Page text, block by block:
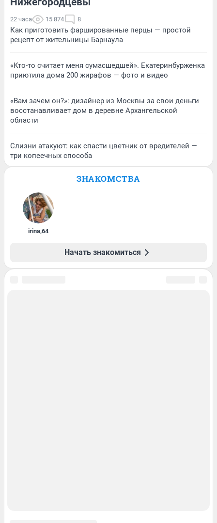
22 часа 15 874 8
Как приготовить фаршированные перцы — простой
рецепт от жительницы Барнаула
«Кто-то считает меня сумасшедшей». Екатеринбурженка
приютила дома 200 жирафов — фото и видео
«Вам зачем он?»: дизайнер из Москвы за свои деньги
восстанавливает дом в деревне Архангельской
области
Слизни атакуют: как спасти цветник от вредителей —
три копеечных способа
ЗНАКОМСТВА
irina,64
Начать знакомиться